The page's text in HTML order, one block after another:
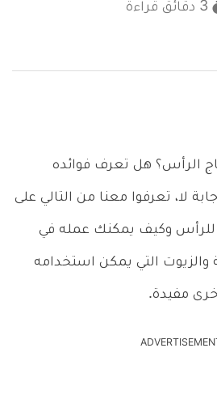
3 دقائق قراءة
الرأس؟ هل تعرف فوائده
لا، تعرفوا معنا من التالي على
وكيف يمكنك عمله في
التي يمكن استخدامه
مفيدة.